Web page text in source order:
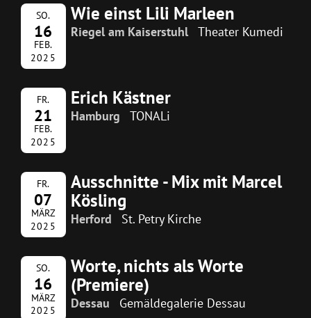
SO.
16
FEB.
2025
Wie einst Lili Marleen
Riegel am Kaiserstuhl Theater Kumedi
FR.
21
FEB.
2025
Erich Kästner
Hamburg TONALi
FR.
07
MÄRZ
2025
Ausschnitte - Mix mit Marcel
Kösling
Herford St. Petry Kirche
SO.
16
MÄRZ
2025
Worte, nichts als Worte
(Premiere)
Dessau Gemäldegalerie Dessau